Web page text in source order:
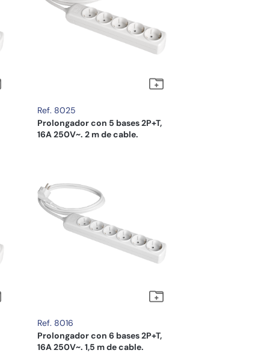
Ref. 8025
Prolongador con 5 bases 2P+T,
16A 250V~. 2 m de cable.
Ref. 8016
Prolongador con 6 bases 2P+T,
16A 250V~. 1,5 m de cable.